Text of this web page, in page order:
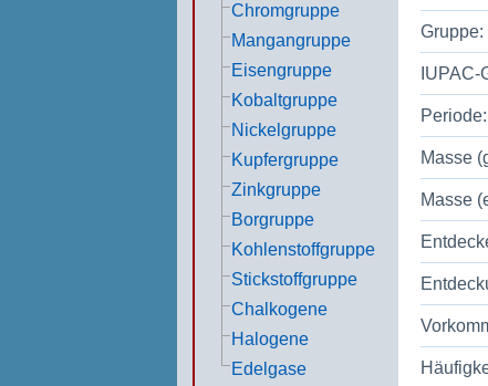
Chromgruppe
Mangangruppe
Eisengruppe
Kobaltgruppe
Nickelgruppe
Kupfergruppe
Zinkgruppe
Borgruppe
Kohlenstoffgruppe
Stickstoffgruppe
Chalkogene
Halogene
Edelgase
Gruppe:
IUPAC-
Periode:
Masse
Masse